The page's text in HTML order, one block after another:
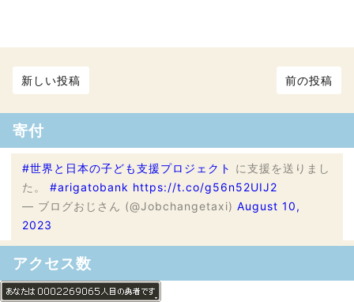
新しい投稿 前の投稿
寄付
#世界と日本の子ども支援プロジェクト に支援を送りまし
た。 #arigatobank https://t.co/g56n52UIJ2
— ブログおじさん (@Jobchangetaxi) August 10,
2023
アクセス数